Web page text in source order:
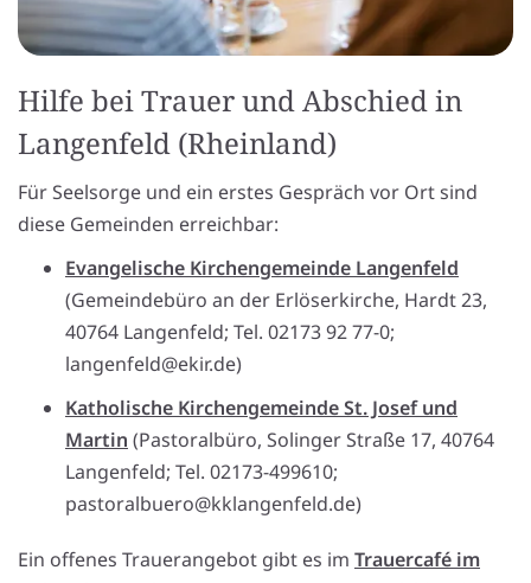
Hilfe bei Trauer und Abschied in
Langenfeld (Rheinland)
Für Seelsorge und ein erstes Gespräch vor Ort sind
diese Gemeinden erreichbar:
Evangelische Kirchengemeinde Langenfeld
(Gemeindebüro an der Erlöserkirche, Hardt 23,
40764 Langenfeld; Tel. 02173 92 77-0;
langenfeld@ekir.de)
Katholische Kirchengemeinde St. Josef und
Martin (Pastoralbüro, Solinger Straße 17, 40764
Langenfeld; Tel. 02173-499610;
pastoralbuero@kklangenfeld.de)
Ein offenes Trauerangebot gibt es im Trauercafé im